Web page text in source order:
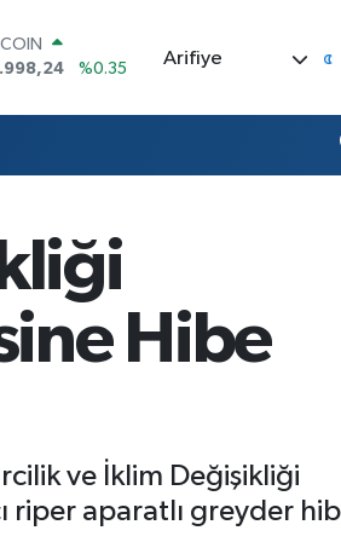
%0.18
%0.32
%-14
Arifiye
Hibe
ve İklim Değişikliği
riper aparatlı greyder